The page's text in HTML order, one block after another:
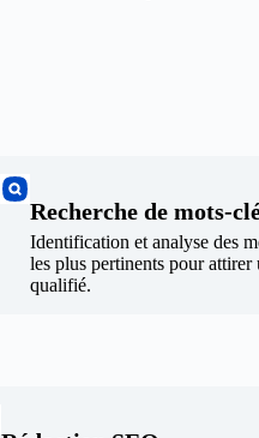
Recherche de mots-
Identification et analyse des
les plus pertinents pour attirer
qualifié.